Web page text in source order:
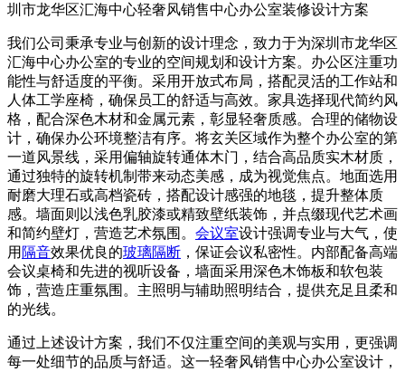
圳市龙华区汇海中心轻奢风销售中心办公室装修设计方案
我们公司秉承专业与创新的设计理念，致力于为深圳市龙华区
汇海中心办公室的专业的空间规划和设计方案。办公区注重功
能性与舒适度的平衡。采用开放式布局，搭配灵活的工作站和
人体工学座椅，确保员工的舒适与高效。家具选择现代简约风
格，配合深色木材和金属元素，彰显轻奢质感。合理的储物设
计，确保办公环境整洁有序。将玄关区域作为整个办公室的第
一道风景线，采用偏轴旋转通体木门，结合高品质实木材质，
通过独特的旋转机制带来动态美感，成为视觉焦点。地面选用
耐磨大理石或高档瓷砖，搭配设计感强的地毯，提升整体质
感。墙面则以浅色乳胶漆或精致壁纸装饰，并点缀现代艺术画
和简约壁灯，营造艺术氛围。 会议室设计强调专业与大气，使
用 隔音效果优良的玻璃隔断 ，保证会议私密性。内部配备高端
会议桌椅和先进的视听设备，墙面采用深色木饰板和软包装
饰，营造庄重氛围。主照明与辅助照明结合，提供充足且柔和
的光线。
通过上述设计方案，我们不仅注重空间的美观与实用，更强调
每一处细节的品质与舒适。这一轻奢风销售中心办公室设计，